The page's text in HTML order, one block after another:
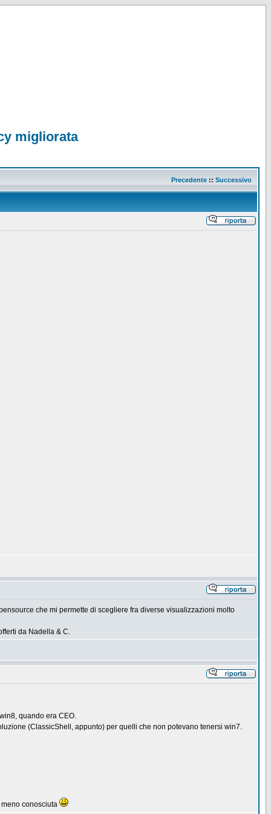
migliorata
Precedente :: Successivo
che mi permette di scegliere fra diverse visualizzazioni molto
da Nadella & C.
quando era CEO.
(ClassicShell, appunto) per quelli che non potevano tenersi win7.
conosciuta